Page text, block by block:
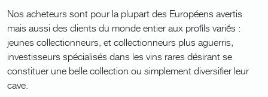
Nos acheteurs sont pour la plupart des Européens avertis
mais aussi des clients du monde entier aux profils variés :
jeunes collectionneurs, et collectionneurs plus aguerris,
investisseurs spécialisés dans les vins rares désirant se
constituer une belle collection ou simplement diversifier leur
cave.